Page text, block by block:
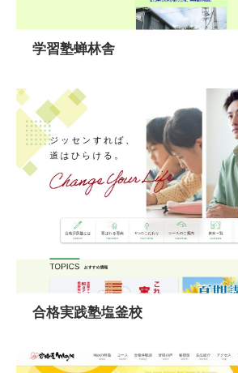
学習塾蝉林舎
合格実践塾塩釜校